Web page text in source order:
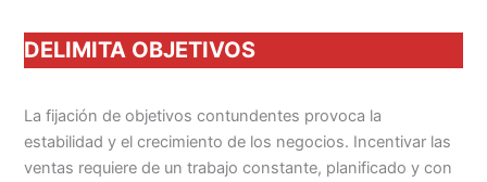
DELIMITA OBJETIVOS
La fijación de objetivos contundentes provoca la
estabilidad y el crecimiento de los negocios. Incentivar las
ventas requiere de un trabajo constante, planificado y con